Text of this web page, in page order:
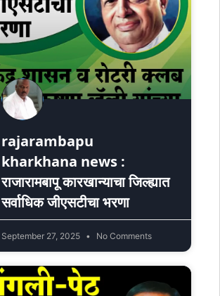
rajarambapu
kharkhana news :
राजारामबापू कारखान्याचा जिल्ह्यात
सर्वाधिक जीएसटीचा भरणा
September 27, 2025 No Comments